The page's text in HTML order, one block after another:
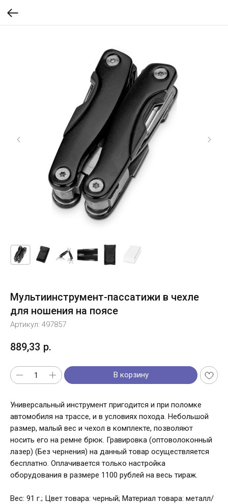
Мультиинструмент-пассатижи в чехле
для ношения на поясе
Артикул: 497857
889,33 р.
В корзину
Универсальный инструмент пригодится и при поломке
автомобиля на трассе, и в условиях похода. Небольшой
размер, малый вес и чехол в комплекте, позволяют
носить его на ремне брюк. Гравировка (оптоволоконный
лазер) (Без чернения) на данный товар осуществляется
бесплатно. Оплачивается только настройка
оборудования в размере 1100 рублей на весь тираж.
Вес: 91 г.; Цвет товара: черный; Материал товара: металл/